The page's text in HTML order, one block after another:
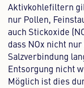
Aktivkohlefiltern
nur Pollen,
auch Stickoxide
dass NOx nicht
Salzverbindung
Entsorgung nicht
Möglich ist dies